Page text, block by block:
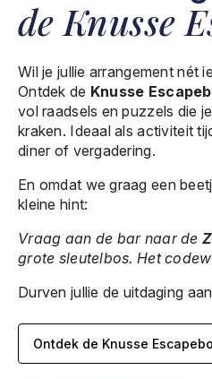
de Knusse
Wil je jullie arrangement nét
Ontdek de Knusse
vol raadsels en puzzels die
kraken. Ideaal als activiteit
diner of vergadering.
En omdat we graag een
kleine hint:
Vraag aan de bar naar de Z
grote sleutelbos. Het
Durven jullie de uitdaging
Ontdek de Knusse